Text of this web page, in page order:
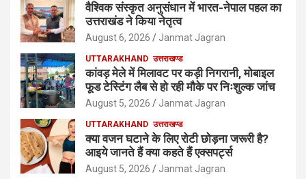
वैश्विक संस्कृत अनुसंधान में भारत-नेपाल पहल का
उत्तराखंड ने किया नेतृत्व
August 6, 2026 Janmat Jagran
UTTARAKHAND उत्तराखण्ड
कांवड़ मेले में मिलावट पर कड़ी निगरानी, मोबाइल
फूड टेस्टिंग लैब से हो रही मौके पर निःशुल्क जांच
August 5, 2026 Janmat Jagran
UTTARAKHAND उत्तराखण्ड
क्या वजन घटाने के लिए रोटी छोड़ना जरूरी है?
आइये जानते हैं क्या कहते हैं एक्सपर्ट्स
August 5, 2026 Janmat Jagran